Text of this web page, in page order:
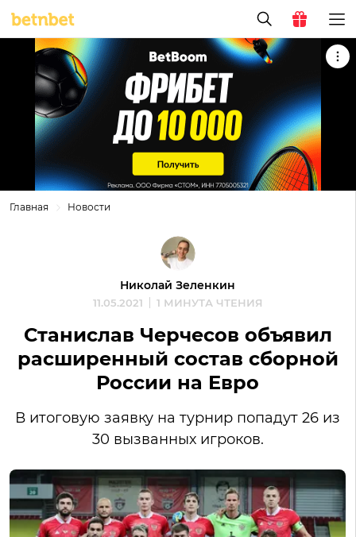
Главная Новости
Николай Зеленкин
11.05.2021 1 МИНУТА ЧТЕНИЯ
Станислав Черчесов объявил
расширенный состав сборной
России на Евро
В итоговую заявку на турнир попадут 26 из
30 вызванных игроков.